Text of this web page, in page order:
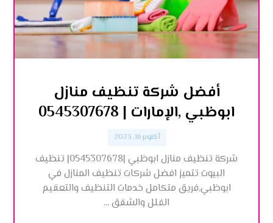
أفضل شركة تنظيف منازل
ابوظبي ,الإمارات | 0545307678
أكتوبر 16, 2023
شركة تنظيف منازل ابوظبي |0545307678| تنظيف
البيوت تتميز افضل شركات تنظيف المنازل في
ابوظبي,فريق متكامل خدمات التنظيف والتعقيم
الفلل والشقق ...